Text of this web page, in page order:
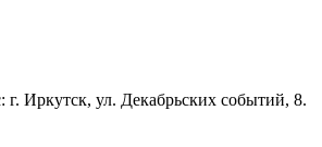
Иркутск, ул. Декабрьских событий, 8.